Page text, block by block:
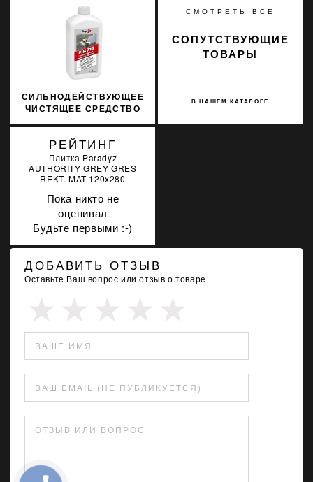
СИЛЬНОДЕЙСТВУЮЩЕЕ
ЧИСТЯЩЕЕ СРЕДСТВО
СМОТРЕТЬ ВСЕ
В НАШЕМ КАТАЛОГЕ
СОПУТСТВУЮЩИЕ
ТОВАРЫ
РЕЙТИНГ
Плитка Paradyz
AUTHORITY GREY GRES
REKT. MAT 120x280
Пока никто не
оценивал
Будьте первыми :-)
ДОБАВИТЬ ОТЗЫВ
Оставьте Ваш вопрос или отзыв о товаре
ВАШЕ ИМЯ
ВАШ EMAIL (НЕ ПУБЛИКУЕТСЯ)
ОТЗЫВ ИЛИ ВОПРОС